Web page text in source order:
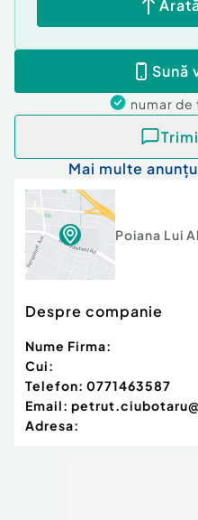
Sună
numar
Mai multe
Poiana Lui
Despre companie
Nume Firma:
Cui:
Telefon: 0771463587
Email:
Adresa: